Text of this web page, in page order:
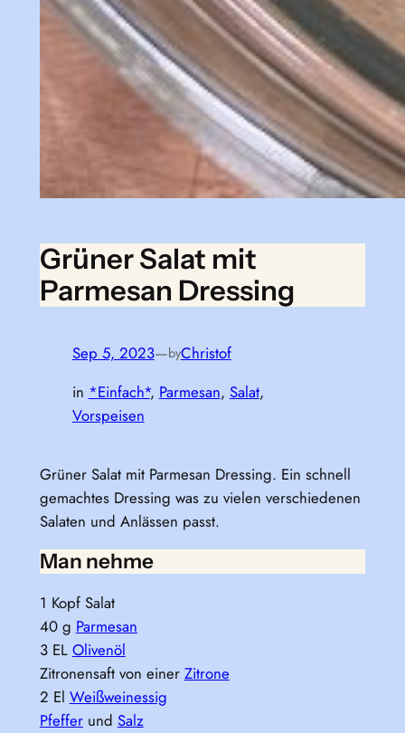
Grüner Salat mit
Parmesan Dressing
Sep 5, 2023—byChristof
in *Einfach*, Parmesan, Salat
Vorspeisen
Grüner Salat mit Parmesan Dressing. Ein schnell
gemachtes Dressing was zu vielen verschiedenen
Salaten und Anlässen passt.
Man nehme
1 Kopf Salat
40 g Parmesan
3 EL Olivenöl
Zitronensaft von einer Zitrone
2 El Weißweinessig
Pfefferund Salz